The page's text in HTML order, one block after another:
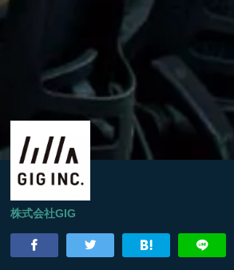
株式会社GIG